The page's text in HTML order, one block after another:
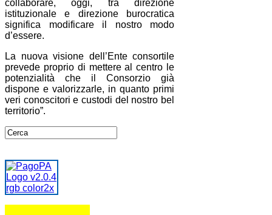
collaborare, oggi, tra direzione
istituzionale e direzione burocratica
significa modificare il nostro modo
d’essere.
La nuova visione dell’Ente consortile
prevede proprio di mettere al centro le
potenzialità che il Consorzio già
dispone e valorizzarle, in quanto primi
veri conoscitori e custodi del nostro bel
territorio”.